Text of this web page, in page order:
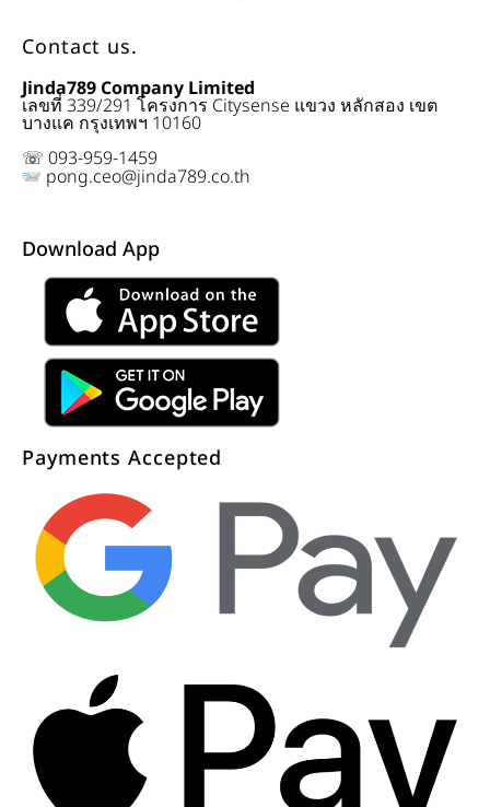
Contact us.
Jinda789 Company Limited
เลขที่ 339/291 โครงการ Citysense แขวง หลักสอง เขต
บางแค กรุงเทพฯ 10160
☏ 093-959-1459
pong.ceo@jinda789.co.th
Download App
Payments Accepted